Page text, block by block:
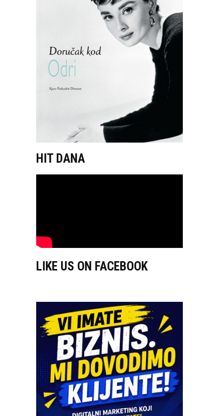
HIT DANA
LIKE US ON FACEBOOK